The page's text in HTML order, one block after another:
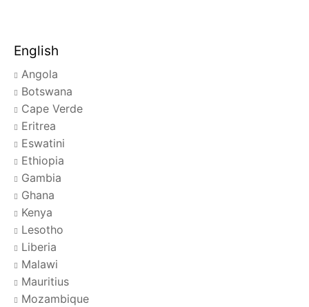
English
Angola
Botswana
Cape Verde
Eritrea
Eswatini
Ethiopia
Gambia
Ghana
Kenya
Lesotho
Liberia
Malawi
Mauritius
Mozambique